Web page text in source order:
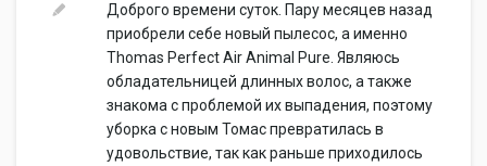
Доброго времени суток. Пару месяцев назад
приобрели себе новый пылесос, а именно
Thomas Perfect Air Animal Pure. Являюсь
обладательницей длинных волос, а также
знакома с проблемой их выпадения, поэтому
уборка с новым Томас превратилась в
удовольствие, так как раньше приходилось